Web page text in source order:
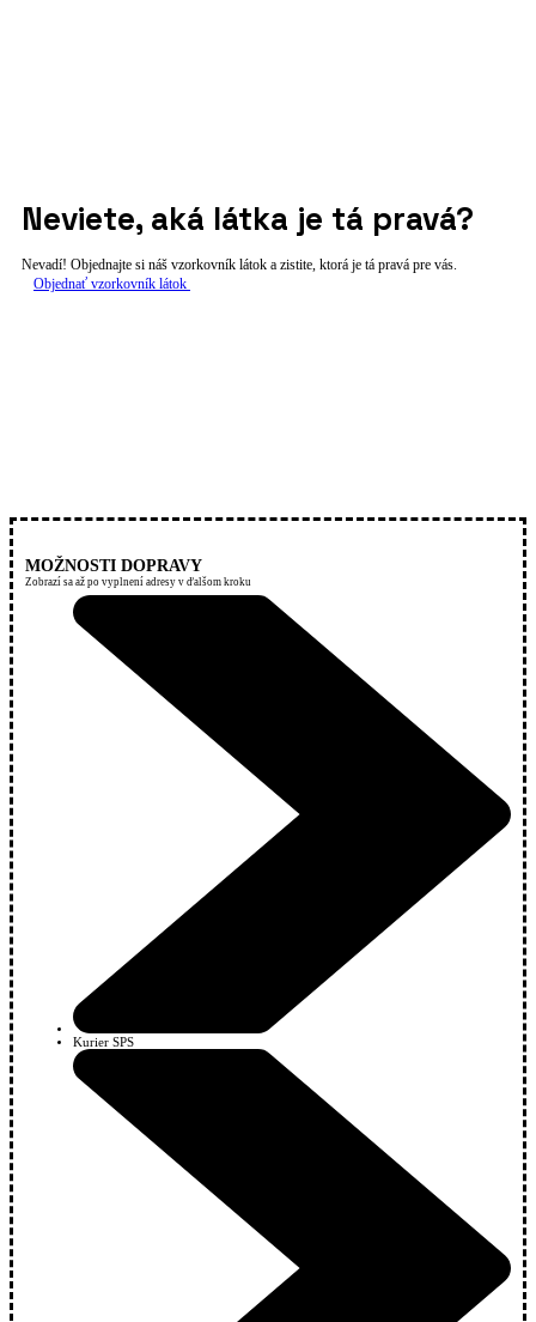
Neviete, aká látka je tá pravá?
Nevadí! Objednajte si náš vzorkovník látok a zistite, ktorá je tá pravá pre vás.
Objednať vzorkovník látok
MOŽNOSTI DOPRAVY
Zobrazí sa až po vyplnení adresy v ďalšom kroku
Kurier SPS